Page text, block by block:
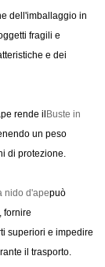
dell'imballaggio in
fragili e
e dei
rende ilBuste in
un peso
di protezione.
nido d'apepuò
fornire
superiori e impedire
il trasporto.